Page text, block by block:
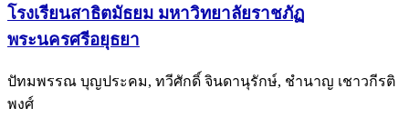
โรงเรียนสาธิตมัธยม มหาวิทยาลัยราชภัฏ
พระนครศรีอยุธยา
ปัทมพรรณ บุญประคม, ทวีศักดิ์ จินดานุรักษ์, ชำนาญ เชาวกีรติ
พงศ์